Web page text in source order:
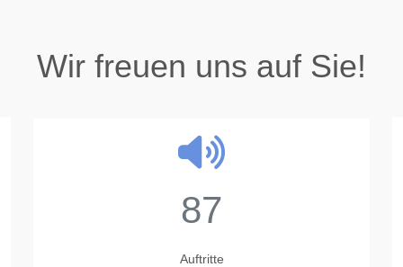
Wir freuen uns auf Sie!
87
Auftritte